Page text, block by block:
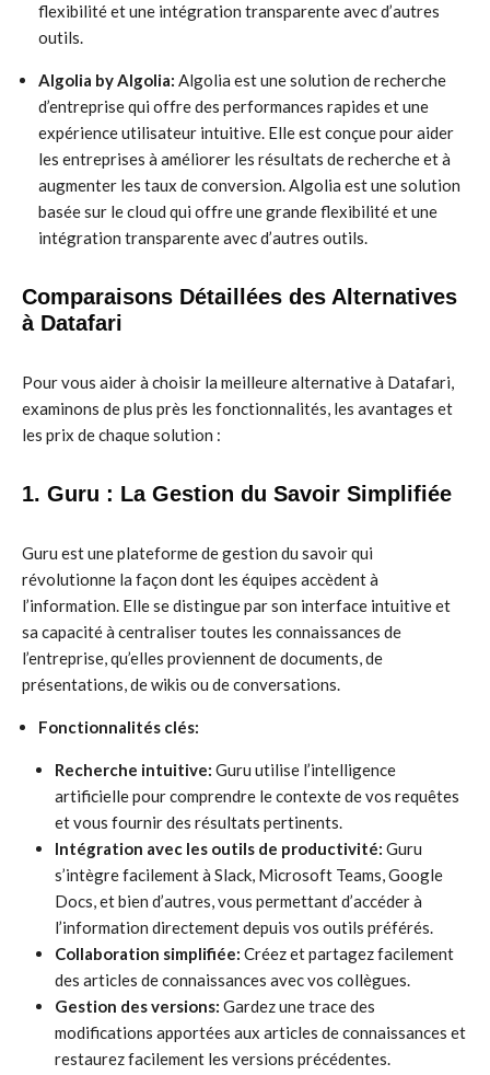
flexibilité et une intégration transparente avec d’autres
outils.
Algolia by Algolia: Algolia est une solution de recherche
d’entreprise qui offre des performances rapides et une
expérience utilisateur intuitive. Elle est conçue pour aider
les entreprises à améliorer les résultats de recherche et à
augmenter les taux de conversion. Algolia est une solution
basée sur le cloud qui offre une grande flexibilité et une
intégration transparente avec d’autres outils.
Comparaisons Détaillées des Alternatives
à Datafari
Pour vous aider à choisir la meilleure alternative à Datafari,
examinons de plus près les fonctionnalités, les avantages et
les prix de chaque solution :
1. Guru : La Gestion du Savoir Simplifiée
Guru est une plateforme de gestion du savoir qui
révolutionne la façon dont les équipes accèdent à
l’information. Elle se distingue par son interface intuitive et
sa capacité à centraliser toutes les connaissances de
l’entreprise, qu’elles proviennent de documents, de
présentations, de wikis ou de conversations.
Fonctionnalités clés:
Recherche intuitive: Guru utilise l’intelligence
artificielle pour comprendre le contexte de vos requêtes
et vous fournir des résultats pertinents.
Intégration avec les outils de productivité: Guru
s’intègre facilement à Slack, Microsoft Teams, Google
Docs, et bien d’autres, vous permettant d’accéder à
l’information directement depuis vos outils préférés.
Collaboration simplifiée: Créez et partagez facilement
des articles de connaissances avec vos collègues.
Gestion des versions: Gardez une trace des
modifications apportées aux articles de connaissances et
restaurez facilement les versions précédentes.